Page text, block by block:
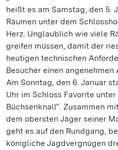
heißt es am Samstag, den 5.
Räumen unter dem
Herz. Unglaublich wie viele
greifen müssen, damit der
heutigen technischen
Besucher einen
Am Sonntag, den 6. Januar
Uhr im Schloss Favorite
Büchsenknall“. Zusammen
dem obersten Jäger seiner
geht es auf den Rundgang,
königliche Jagdvergnügen